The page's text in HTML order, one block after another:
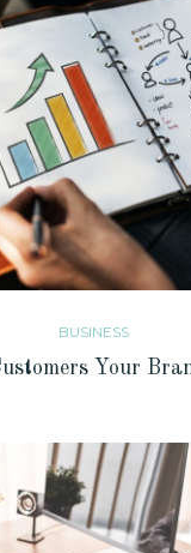
BUSINESS
Your